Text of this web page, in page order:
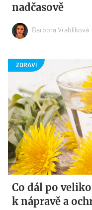
nadčasově
Barbora Vrablíková
Co dál po
k nápravě a